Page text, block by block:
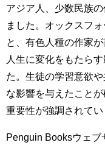
アジア人、少数民族
ました。オックスフ
と、有色人種の作家
人生に変化をもたら
た。生徒の学習意欲
な影響を与えたこと
重要性が強調されてい
Penguin Booksウェ